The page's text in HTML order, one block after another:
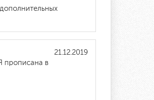
21.12.2019
прописана в